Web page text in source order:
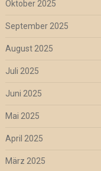
Oktober 2025
September 2025
August 2025
Juli 2025
Juni 2025
Mai 2025
April 2025
März 2025